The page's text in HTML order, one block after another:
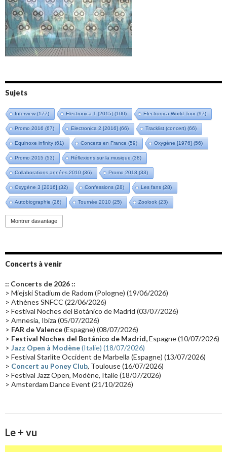
Amazônia (2021)
Oxymore (2022)
Versailles 400 (2024)
Live in Bratislava (2025)
Sujets
Interview(177) Electronica 1 [2015] (100) Electronica World Tour(97)
Promo 2016 (67) Electronica 2 [2016] (66) Tracklist (concert) (66)
Equinoxe infinity(61) Concerts en France (59) Oxygène [1976] (56)
Promo 2015 (53) Réflexions sur la musique (38)
Collaborations années 2010 (36) Promo 2018 (33)
Oxygène 3 [2016] (32) Confessions (28) Les fans (28)
Autobiographie (26) Tournée 2010 (25) Zoolook (23)
Promo 2019(23)
Groupe de Recherche Musicale
Passages radio Vidéo Jarrecast (16) Synthé 80's
Les concerts en Chine(16) Cinéma
Synthé Roland(15) Belgique(15)
(14) Astronomie (14)
Tournée 2025(14) 2024(14) Chine(13)
Montrer davantage
Concerts à venir
:: Concerts de 2026 ::
> Miejski Stadium de Radom (Pologne) (19/06/2026)
> Athènes SNFCC (22/06/2026)
> Festival Noches del Botánico de Madrid (03/07/2026)
> Amnesia, Ibiza (05/07/2026)
> FAR de Valence(Espagne) (08/07/2026)
> Festival Noches del Botánico de Madrid,Espagne (10/07/2026)
> Jazz Open à Modène(Italie) (18/07/2026)
> Festival Starlite Occident de Marbella (Espagne) (13/07/2026)
> Concert au Poney Club, Toulouse (16/07/2026)
> Festival Jazz Open, Modène, Italie (18/07/2026)
> Amsterdam Dance Event (21/10/2026)
Le + vu